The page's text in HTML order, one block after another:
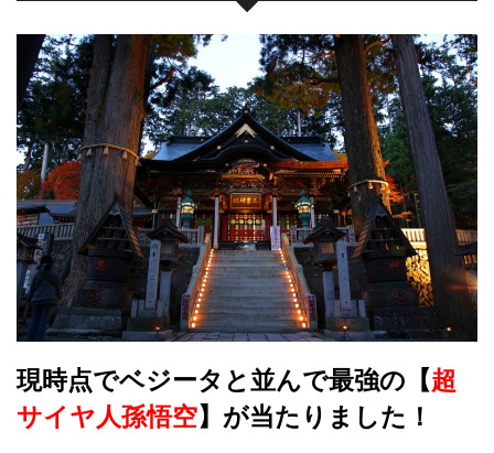
現時点でベジータと並んで最強の【超
サイヤ人孫悟空】が当たりました！